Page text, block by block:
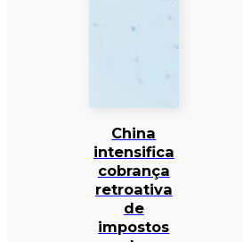
China
intensifica
cobrança
retroativa
de
impostos